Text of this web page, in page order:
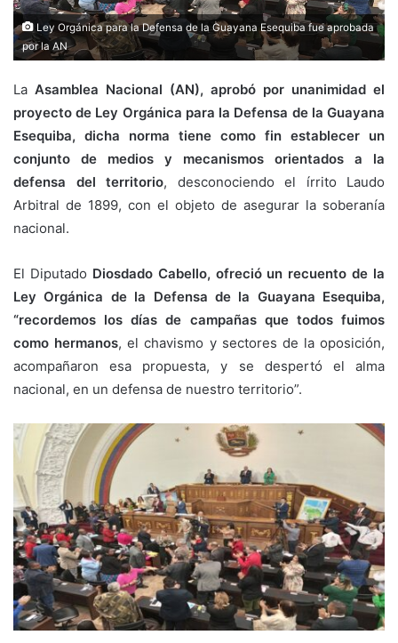
Ley Orgánica para la Defensa de la Guayana Esequiba fue aprobada
por la AN
La Asamblea Nacional (AN), aprobó por unanimidad el
proyecto de Ley Orgánica para la Defensa de la Guayana
Esequiba, dicha norma tiene como fin establecer un
conjunto de medios y mecanismos orientados a la
defensa del territorio, desconociendo el írrito Laudo
Arbitral de 1899, con el objeto de asegurar la soberanía
nacional.
El Diputado Diosdado Cabello, ofreció un recuento de la
Ley Orgánica de la Defensa de la Guayana Esequiba,
“recordemos los días de campañas que todos fuimos
como hermanos, el chavismo y sectores de la oposición,
acompañaron esa propuesta, y se despertó el alma
nacional, en un defensa de nuestro territorio”.